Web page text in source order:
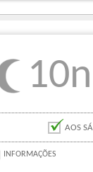
10n
AOS
INFORMAÇÕES